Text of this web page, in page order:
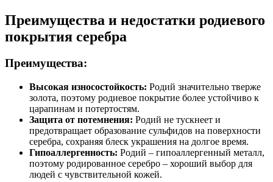
Преимущества и недостатки родиевого
покрытия серебра
Преимущества:
Высокая износостойкость: Родий значительно тверже
золота, поэтому родиевое покрытие более устойчиво к
царапинам и потертостям.
Защита от потемнения: Родий не тускнеет и
предотвращает образование сульфидов на поверхности
серебра, сохраняя блеск украшения на долгое время.
Гипоаллергенность: Родий – гипоаллергенный металл,
поэтому родированное серебро – хороший выбор для
людей с чувствительной кожей.